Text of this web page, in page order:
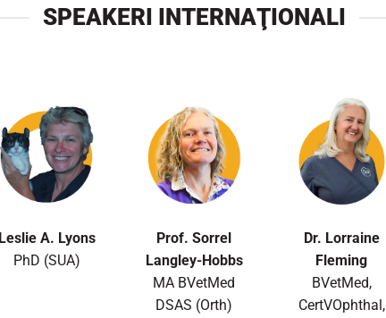
SPEAKERI INTERNAŢIONALI
Leslie A. Lyons
PhD (SUA)
Prof. Sorrel
Langley-Hobbs
MA BVetMed
DSAS (Orth)
Dr. Lorraine
Fleming
BVetMed,
CertVOphthal,